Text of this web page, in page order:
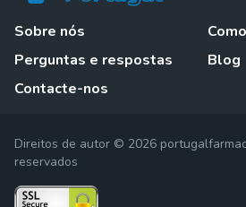
Sobre nós
Perguntas e respostas
Contacte-nos
Blog
Direitos de autor © 2026
reservados